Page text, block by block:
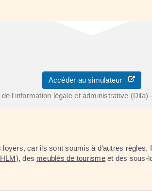
Accéder au simulateur
de l'information légale et administrative (Dila)
car ils sont soumis à d'autres règles.
, des meublés de tourismeet des sous-